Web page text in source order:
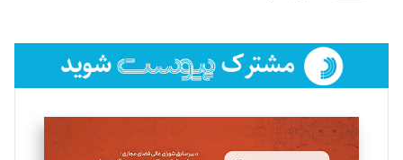
فائزه فتحی رستمی
تحریریه